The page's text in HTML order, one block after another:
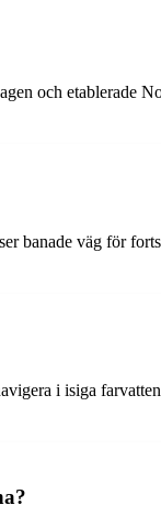
och etablerade
banade väg för
i isiga